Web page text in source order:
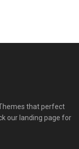
that perfect
our landing page for